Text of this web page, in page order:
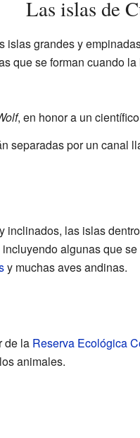
Las islas de
islas grandes y
que se forman cuando
, en honor a un
separadas por un canal
inclinados, las islas
algunas que
y muchas aves andinas.
de la Reserva Ecológica
animales.